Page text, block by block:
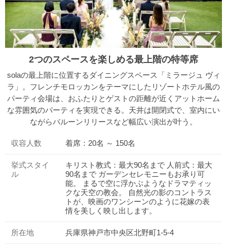
2つのスペースを楽しめる最上階の特等席
solaの最上階に位置するダイニングスペース「ミラージュ ヴィ
ラ」。フレンチモロッカンをテーマにしたリゾートホテル風の
パーティ会場は、おふたりとゲストの距離が近くアットホーム
な雰囲気のパーティを実現できる。天井は開閉式で、室内にい
ながらバルーンリリースなど幅広い演出が叶う。
収容人数 着席：20名 ～ 150名
挙式スタイ
ル
キリスト教式：最大90名まで 人前式：最大
90名まで ガーデンセレモニーもお承り可
能。 まるで空に浮かぶようなドラマティッ
クな天空の教会。 自然光の影のコントラス
トが、映画のワンシーンのように花嫁の表
情を美しく映し出します。
所在地 兵庫県神戸市中央区北野町1-5-4